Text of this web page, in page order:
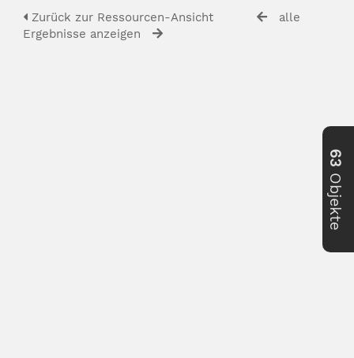
Zurück zur Ressourcen-Ansicht
alle
Ergebnisse anzeigen
63
Objekte